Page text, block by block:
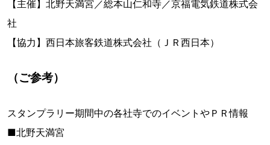
【主催】北野天満宮／総本山仁和寺／京福電気鉄道株式会
社
【協力】西日本旅客鉄道株式会社（ＪＲ西日本）
（ご参考）
スタンプラリー期間中の各社寺でのイベントやＰＲ情報
■北野天満宮